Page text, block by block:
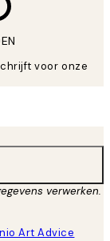
voor onze
verwerken.
Art Advice